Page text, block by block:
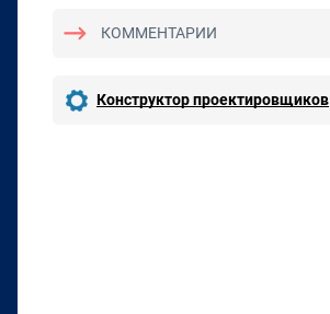
КОММЕНТАРИИ
Конструктор проектировщиков